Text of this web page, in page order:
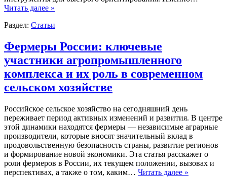
Читать далее »
Раздел: Статьи
Фермеры России: ключевые
участники агропромышленного
комплекса и их роль в современном
сельском хозяйстве
Российское сельское хозяйство на сегодняшний день
переживает период активных изменений и развития. В центре
этой динамики находятся фермеры — независимые аграрные
производители, которые вносят значительный вклад в
продовольственную безопасность страны, развитие регионов
и формирование новой экономики. Эта статья расскажет о
роли фермеров в России, их текущем положении, вызовах и
перспективах, а также о том, каким… Читать далее »